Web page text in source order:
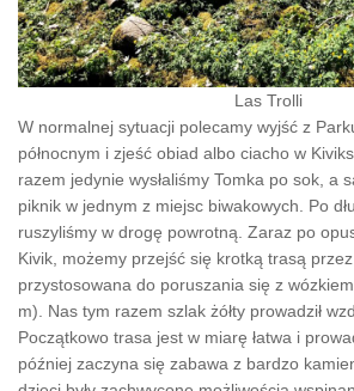
Las Trolli
W normalnej sytuacji polecamy wyjść z
północnym i zjeść obiad albo ciacho w
razem jedynie wysłaliśmy Tomka po sok, a
piknik w jednym z miejsc biwakowych. Po
ruszyliśmy w drogę powrotną. Zaraz po
Kivik, możemy przejść się krotką trasą
przystosowana do poruszania się z
m). Nas tym razem szlak żółty prowadził
Początkowo trasa jest w miarę łatwa i
później zaczyna się zabawa z bardzo